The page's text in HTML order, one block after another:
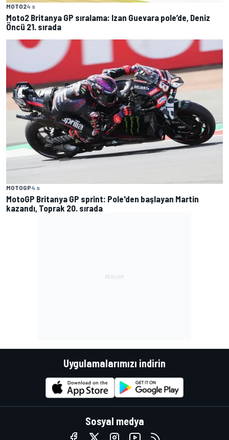
MOTO24 s
Moto2 Britanya GP sıralama: Izan Guevara pole’de, Deniz
Öncü 21. sırada
MOTOGP4 s
MotoGP Britanya GP sprint: Pole'den başlayan Martin
kazandı, Toprak 20. sırada
Uygulamalarımızı indirin
Sosyal medya